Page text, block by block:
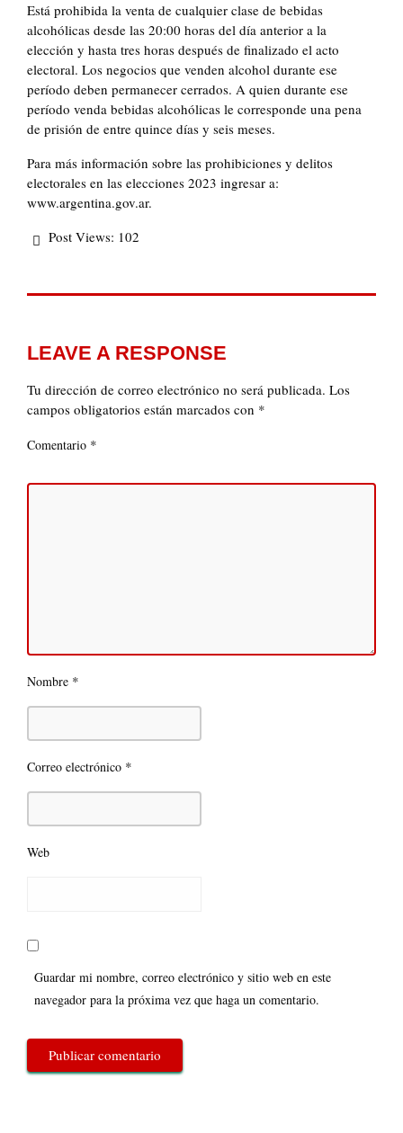
Está prohibida la venta de cualquier clase de bebidas
alcohólicas desde las 20:00 horas del día anterior a la
elección y hasta tres horas después de finalizado el acto
electoral. Los negocios que venden alcohol durante ese
período deben permanecer cerrados. A quien durante ese
período venda bebidas alcohólicas le corresponde una pena
de prisión de entre quince días y seis meses.
Para más información sobre las prohibiciones y delitos
electorales en las elecciones 2023 ingresar a:
www.argentina.gov.ar.
Post Views: 102
LEAVE A RESPONSE
Tu dirección de correo electrónico no será publicada. Los
campos obligatorios están marcados con *
Comentario *
Nombre *
Correo electrónico *
Web
Guardar mi nombre, correo electrónico y sitio web en este
navegador para la próxima vez que haga un comentario.